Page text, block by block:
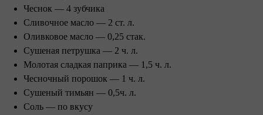
Чеснок — 4 зубчика
Сливочное масло — 2 ст. л.
Оливковое масло — 0,25 стак.
Сушеная петрушка — 2 ч. л.
Молотая сладкая паприка — 1,5 ч. л.
Чесночный порошок — 1 ч. л.
Сушеный тимьян — 0,5ч. л.
Соль — по вкусу